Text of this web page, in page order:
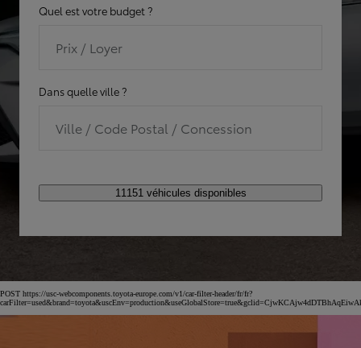
Quel est votre budget ?
Prix / Loyer
Dans quelle ville ?
Ville / Code Postal / Concession
11151 véhicules disponibles
POST https://usc-webcomponents.toyota-europe.com/v1/car-filter-header/fr/fr?